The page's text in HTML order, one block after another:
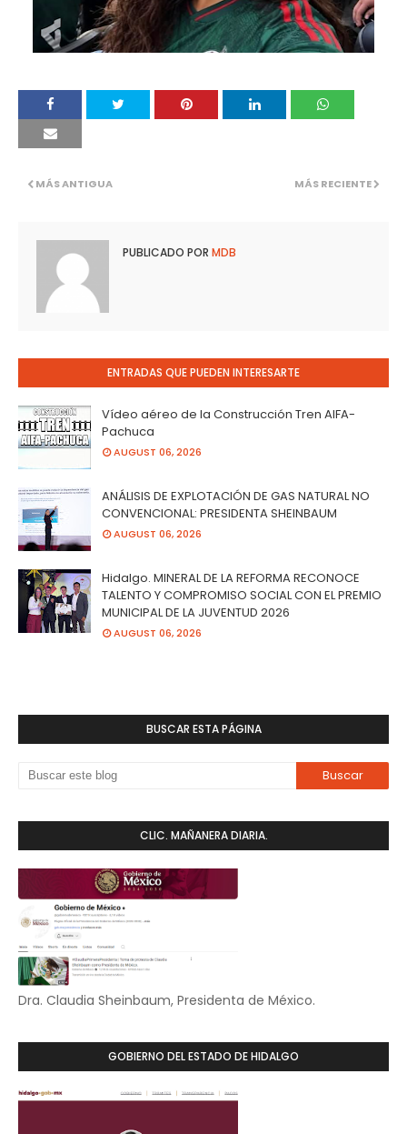
MÁS RECIENTE
MÁS ANTIGUA
PUBLICADO POR MDB
ENTRADAS QUE PUEDEN INTERESARTE
Vídeo aéreo de la Construcción Tren AIFA-
Pachuca
AUGUST 06, 2026
ANÁLISIS DE EXPLOTACIÓN DE GAS NATURAL NO
CONVENCIONAL: PRESIDENTA SHEINBAUM
AUGUST 06, 2026
Hidalgo. MINERAL DE LA REFORMA RECONOCE
TALENTO Y COMPROMISO SOCIAL CON EL PREMIO
MUNICIPAL DE LA JUVENTUD 2026
AUGUST 06, 2026
BUSCAR ESTA PÁGINA
CLIC. MAÑANERA DIARIA.
Dra. Claudia Sheinbaum, Presidenta de México.
GOBIERNO DEL ESTADO DE HIDALGO